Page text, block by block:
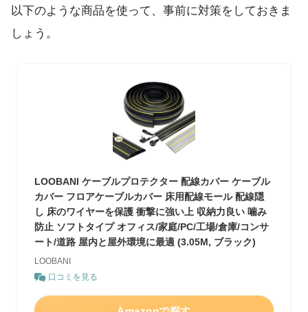
以下のような商品を使って、事前に対策をしておきま
しょう。
LOOBANI ケーブルプロテクター 配線カバー ケーブル
カバー フロアケーブルカバー 床用配線モール 配線隠
し 床のワイヤーを保護 衝撃に強い上 収納力良い 噛み
防止 ソフトタイプ オフィス/家庭/PC/工場/倉庫/コンサ
ート/道路 屋内と屋外環境に最適 (3.05M, ブラック)
LOOBANI
口コミを見る